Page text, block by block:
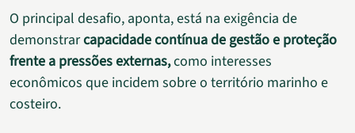
O principal desafio, aponta, está na exigência de
demonstrarcapacidade contínua de gestão e proteção
frente a pressões externas,como interesses
econômicos que incidem sobre o território marinho e
costeiro.